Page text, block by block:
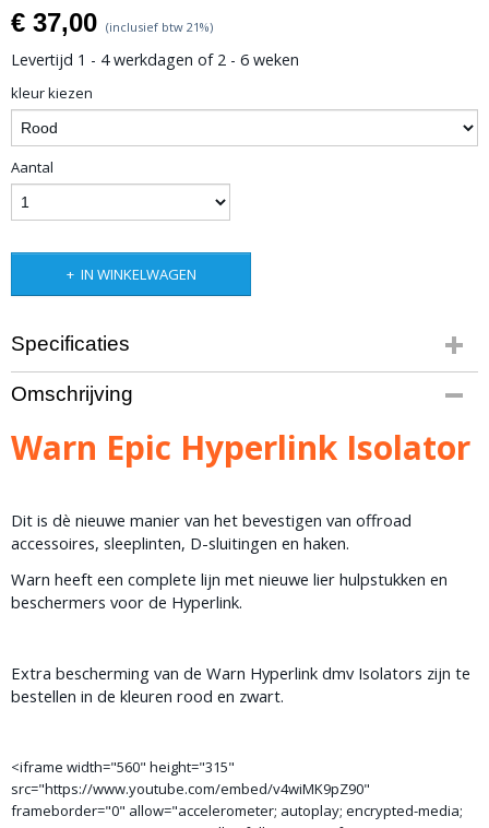
€ 37,00 (inclusief btw 21%)
Levertijd 1 - 4 werkdagen of 2 - 6 weken
kleur kiezen
Aantal
IN WINKELWAGEN
Specificaties
Productcode
1176-100
Bruto gewicht
1,00 Kg
Omschrijving
Warn Epic Hyperlink Isolator
Dit is dè nieuwe manier van het bevestigen van offroad
accessoires, sleeplinten, D-sluitingen en haken.
Warn heeft een complete lijn met nieuwe lier hulpstukken en
beschermers voor de Hyperlink.
Extra bescherming van de Warn Hyperlink dmv Isolators zijn te
bestellen in de kleuren rood en zwart.
<iframe width="560" height="315"
src="https://www.youtube.com/embed/v4wiMK9pZ90"
frameborder="0" allow="accelerometer; autoplay; encrypted-media;